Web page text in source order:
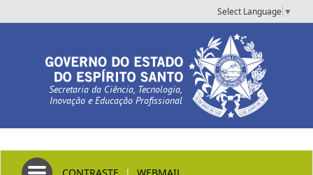
Select Language ▼
Secretaria da Ciência, Tecnologia,
Inovação e Educação Profissional
Toggle navigation